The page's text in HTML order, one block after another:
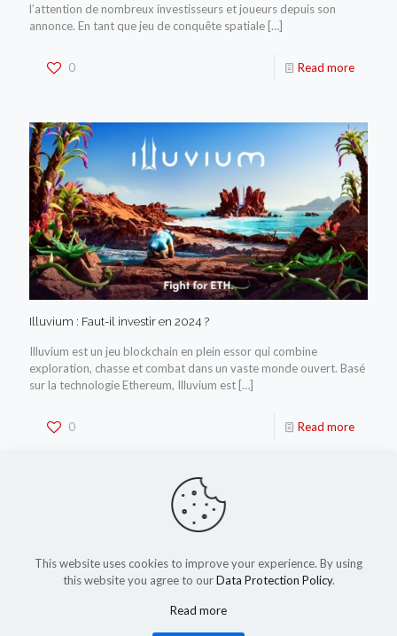
l’attention de nombreux investisseurs et joueurs depuis son
annonce. En tant que jeu de conquête spatiale […]
0 Read more
Illuvium : Faut-il investir en 2024 ?
Illuvium est un jeu blockchain en plein essor qui combine
exploration, chasse et combat dans un vaste monde ouvert. Basé
sur la technologie Ethereum, Illuvium est […]
0 Read more
This website uses cookies to improve your experience. By using
this website you agree to ourData Protection Policy.
Read more